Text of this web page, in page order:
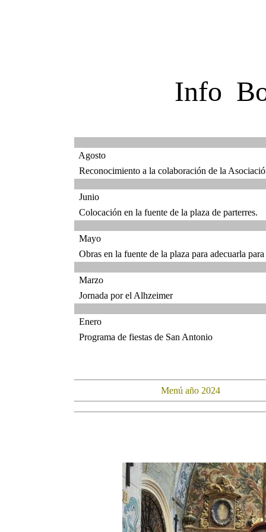
Info
Agosto
Reconocimiento a la colaboración de la
Junio
Colocación en la fuente de la plaza de parterres.
Mayo
Obras en la fuente de la plaza para adecuarla
Marzo
Jornada por el Alhzeimer
Enero
Programa de fiestas de San Antonio
Menú año 2024